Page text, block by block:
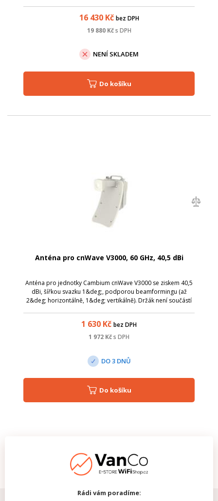
16 430Kč bez DPH
19 880Kč s DPH
NENÍ SKLADEM
Do košíku
Anténa pro cnWave V3000, 60 GHz, 40,5 dBi
Anténa pro jednotky Cambium cnWave V3000 se ziskem 40,5
dBi, šířkou svazku 1&deg;, podporou beamformingu (až
2&deg; horizontálně, 1&deg; vertikálně). Držák není součástí
1 630 Kč bez DPH
1 972 Kčs DPH
DO 3 DNŮ
Do košíku
Rádi vám poradíme: